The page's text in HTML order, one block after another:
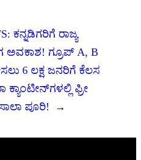
ಕನ್ನಡಿಗರಿಗೆ ರಾಜ್ಯ
ಅವಕಾಶ! ಗ್ರೂಪ್ A, B
6 ಲಕ್ಷ ಜನರಿಗೆ ಕೆಲಸ
ಕ್ಯಾಂಟೀನ್‌ಗಳಲ್ಲಿ ಫ್ರೀ
ಪೂರಿ!
→